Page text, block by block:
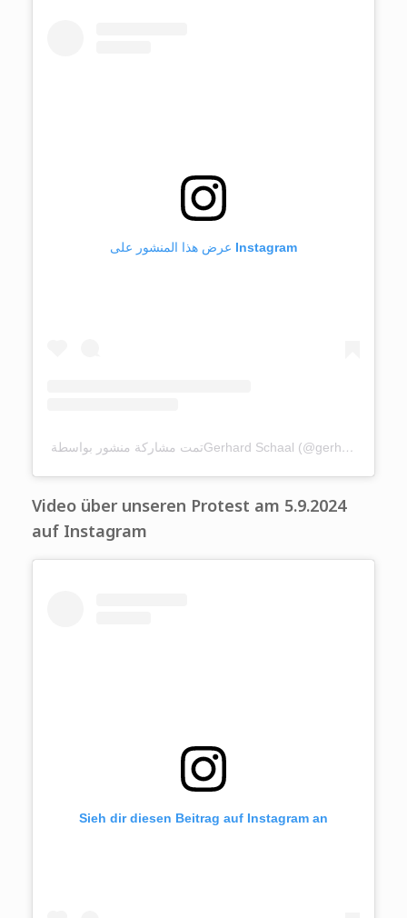
عرض هذا المنشور على Instagram
Video über unseren Protest am 5.9.2024
auf Instagram
Sieh dir diesen Beitrag auf Instagram an